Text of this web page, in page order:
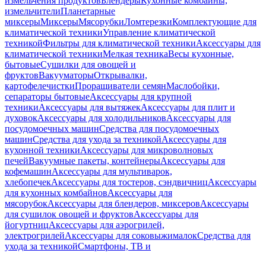
измельчителиПланетарные
миксерыМиксерыМясорубкиЛомтерезкиКомплектующие для
климатической техникиУправление климатической
техникойФильтры для климатической техникиАксессуары для
климатической техникиМелкая техникаВесы кухонные,
бытовыеСушилки для овощей и
фруктовВакууматорыОткрывалки,
картофелечисткиПроращиватели семянМаслобойки,
сепараторы бытовыеАксессуары для крупной
техникиАксессуары для вытяжекАксессуары для плит и
духовокАксессуары для холодильниковАксессуары для
посудомоечных машинСредства для посудомоечных
машинСредства для ухода за техникойАксессуары для
кухонной техникиАксессуары для микроволновых
печейВакуумные пакеты, контейнерыАксессуары для
кофемашинАксессуары для мультиварок,
хлебопечекАксессуары для тостеров, сэндвичницАксессуары
для кухонных комбайновАксессуары для
мясорубокАксессуары для блендеров, миксеровАксессуары
для сушилок овощей и фруктовАксессуары для
йогуртницАксессуары для аэрогрилей,
электрогрилейАксессуары для соковыжималокСредства для
ухода за техникойСмартфоны, ТВ и